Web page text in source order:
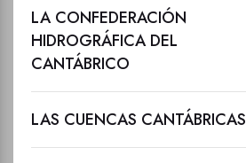
LA CONFEDERACIÓN
HIDROGRÁFICA DEL
CANTÁBRICO
LAS CUENCAS CANTÁBRICAS